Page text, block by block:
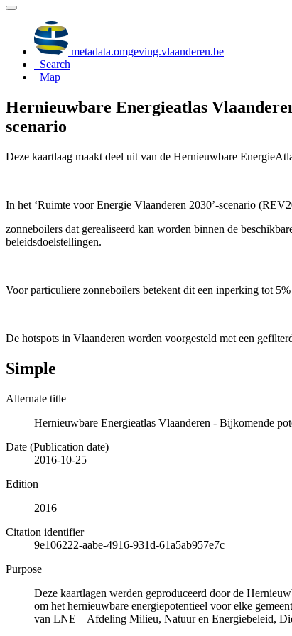
metadata.omgeving.vlaanderen.be
Search
Map
Hernieuwbare Energieatlas
scenario
Deze kaartlaag maakt deel uit van de Hernieuwbare
In het ‘Ruimte voor Energie Vlaanderen 2030’-scenario
zonneboilers dat gerealiseerd kan worden binnen de
beleidsdoelstellingen.
Voor particuliere zonneboilers betekent dit een inperking tot
De hotspots in Vlaanderen worden voorgesteld met een
Simple
Alternate title
Hernieuwbare Energieatlas Vlaanderen - Bijkomende
Date (Publication date)
2016-10-25
Edition
2016
Citation identifier
9e106222-aabe-4916-931d-61a5ab957e7c
Purpose
Deze kaartlagen werden geproduceerd door de
om het hernieuwbare energiepotentieel voor elke
van LNE – Afdeling Milieu, Natuur en Energiebeleid,